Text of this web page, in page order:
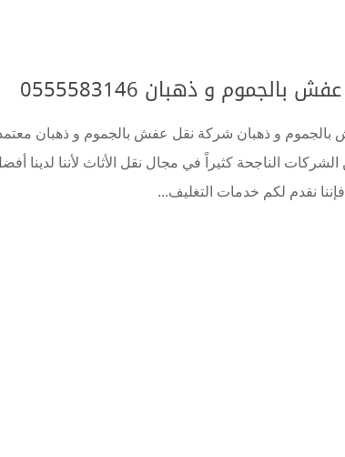
و ذهبان 0555583146
و ذهبان شركة نقل عفش بالجموم و ذهبان
الشركات الناجحة كثيراً في مجال نقل الأثاث لأننا
نقدم لكم خدمات التغليف...